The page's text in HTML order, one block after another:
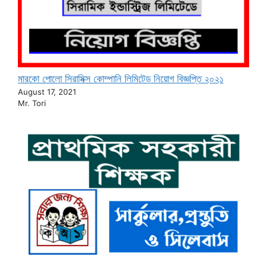
মারকো পোলো সিরামিক্স কোম্পানি লিমিটেড নিয়োগ বিজ্ঞপ্তি ২০২১
August 17, 2021
Mr. Tori